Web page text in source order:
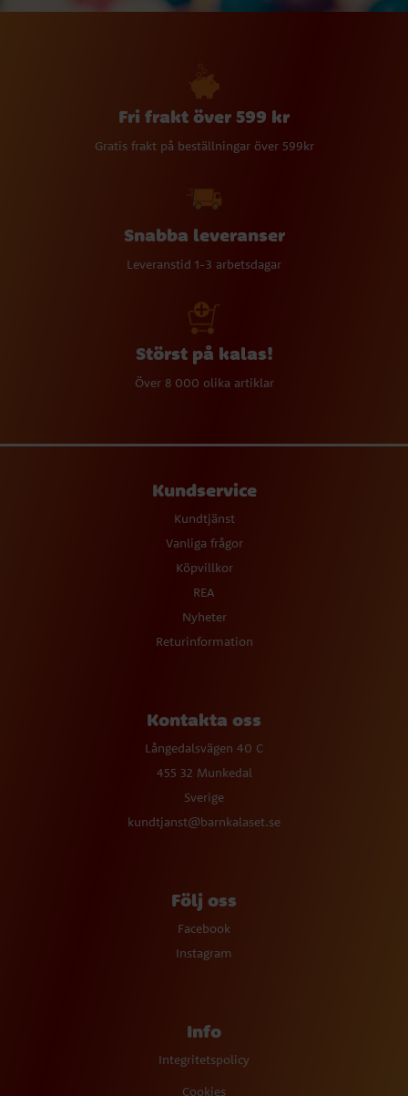
Fri frakt över 599 kr
Gratis frakt på beställningar över 599kr
Snabba leveranser
Leveranstid 1-3 arbetsdagar
Störst på kalas!
Över 8 000 olika artiklar
Kundservice
Kundtjänst
Vanliga frågor
Köpvillkor
REA
Nyheter
Returinformation
Kontakta oss
Långedalsvägen 40 C
455 32 Munkedal
Sverige
kundtjanst@barnkalaset.se
Följ oss
Facebook
Instagram
Info
Integritetspolicy
Cookies